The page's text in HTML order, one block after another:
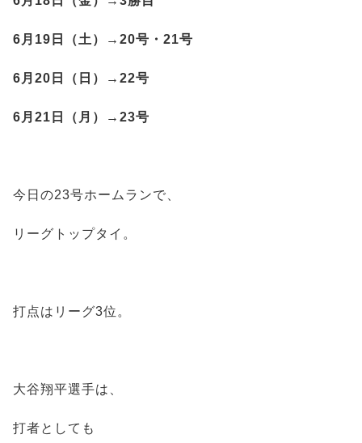
6月19日（土）→20号・21号
6月20日（日）→22号
6月21日（月）→23号
今日の23号ホームランで、
リーグトップタイ。
打点はリーグ3位。
大谷翔平選手は、
打者としても